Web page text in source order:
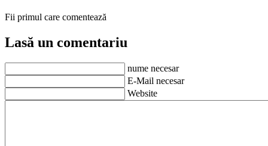
Fii primul care comentează
Lasă un comentariu
nume necesar
E-Mail necesar
Website